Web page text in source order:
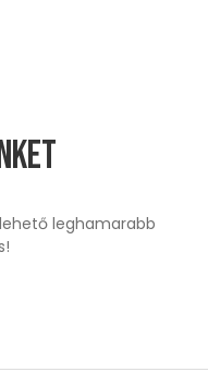
leghamarabb